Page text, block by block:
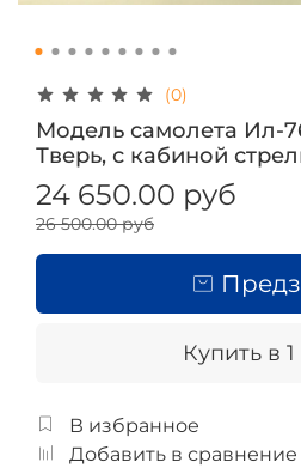
(0)
Модель самолета Ил-
Тверь, с кабиной
24 650.00 руб
26 500.00 руб
Купить в
В избранное
Добавить в сравнение